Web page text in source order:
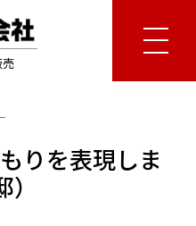
売
りを表現しま